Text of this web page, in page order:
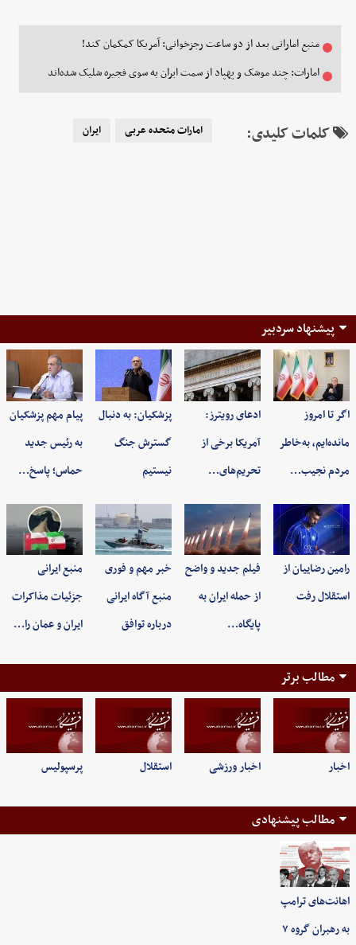
منبع اماراتی بعد از دو ساعت رجزخوانی: آمریکا کمکمان کند!
امارات: چند موشک‌ و پهپاد از سمت ایران به سوی فجیره شلیک شده‌اند
کلمات کلیدی: امارات متحده عربی ایران
پیشنهاد سردبیر
اگر تا امروز
مانده‌ایم، به‌خاطر
مردم نجیب…
ادعای رویترز:
آمریکا برخی از
تحریم‌های…
پزشکیان: به‌ دنبال
گسترش جنگ
نیستیم
پیام مهم پزشکیان
به رئیس جدید
حماس؛ پاسخ…
رامین رضاییان از
استقلال رفت
فیلم جدید و واضح
از حمله ایران به
پایگاه…
خبر مهم و فوری
منبع آگاه ایرانی
درباره توافق
منبع ایرانی
جزئیات مذاکرات
ایران و عمان را…
مطالب برتر
اخبار اخبار ورزشی استقلال پرسپولیس
مطالب پیشنهادی
اهانت‌های ترامپ
به رهبران گروه ۷